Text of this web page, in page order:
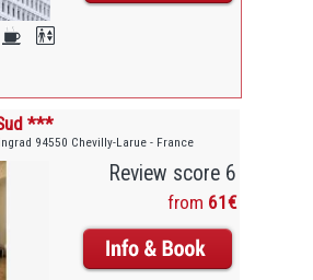
***
94550 Chevilly-Larue - France
Review score 6
from 61€